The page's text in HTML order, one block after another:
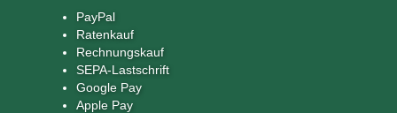
PayPal
Ratenkauf
Rechnungskauf
SEPA-Lastschrift
Google Pay
Apple Pay